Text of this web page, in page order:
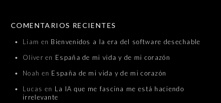
COMENTARIOS RECIENTES
Liam en Bienvenidos a la era del software desechable
Oliver en España de mi vida y de mi corazón
Noah en España de mi vida y de mi corazón
Lucas en La IA que me fascina me está haciendo
irrelevante